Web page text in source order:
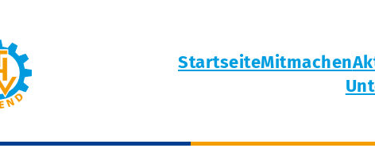
StartseiteMitmachen